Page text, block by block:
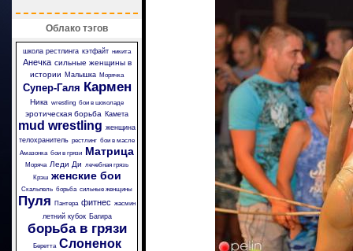
Облако тэгов
школа рестлинга кэтфайт никита
Анечка сильные женщины в
истории Малышка Морячка
Супер-Галя Кармен
Ника wrestling бои в шоколаде
эротическая борьба Камета
mud wrestling женщина
телохранитель рестлинг бои в масле
Амазонка бои в грязи Матрица
Моряча Леди Ди лечебная грязь
Крэш женские бои
Скальпель борьба сильные женщины
Пуля Пантера фитнес жасмин
летний кубок Багира
борьба в грязи
Беретта Слоненок